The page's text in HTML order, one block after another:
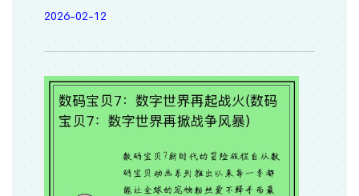
2026-02-12